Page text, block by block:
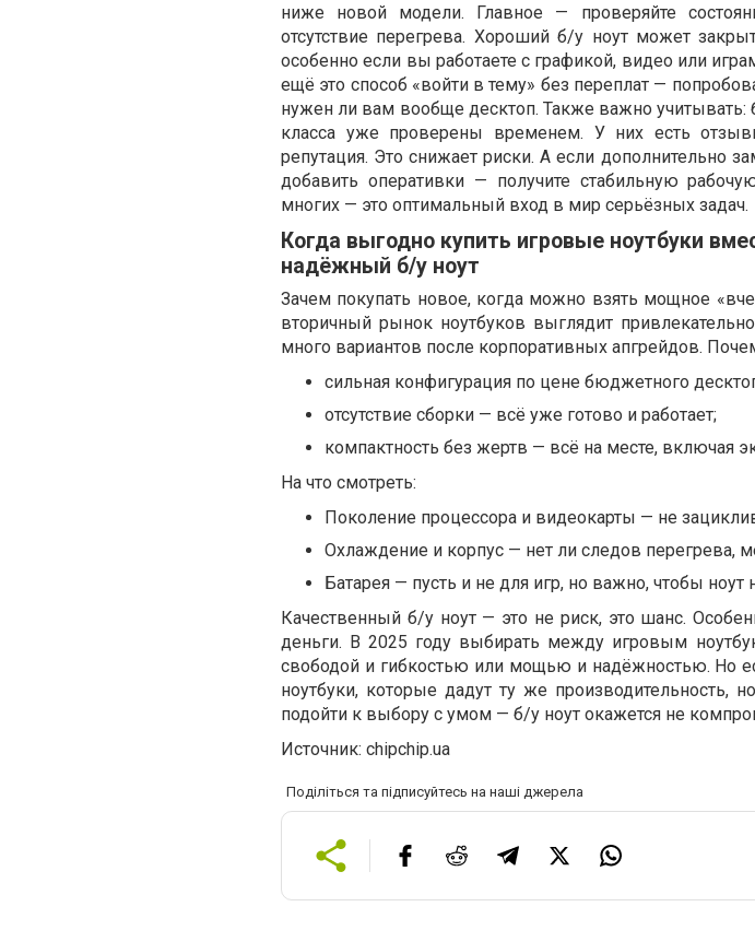
ниже новой модели. Главное — проверяйте
отсутствие перегрева. Хороший б/у ноут может
особенно если вы работаете с графикой, видео или
ещё это способ «войти в тему» без переплат —
нужен ли вам вообще десктоп. Также важно
класса уже проверены временем. У них есть
репутация. Это снижает риски. А если дополнительно
добавить оперативки — получите стабильную
многих — это оптимальный вход в мир серьёзных задач.
Когда выгодно купить игровые ноутбуки
надёжный б/у ноут
Зачем покупать новое, когда можно взять мощное
вторичный рынок ноутбуков выглядит
много вариантов после корпоративных апгрейдов.
сильная конфигурация по цене бюджетного
отсутствие сборки — всё уже готово и работает;
компактность без жертв — всё на месте, включая
На что смотреть:
Поколение процессора и видеокарты — не
Охлаждение и корпус — нет ли следов перегрева,
Батарея — пусть и не для игр, но важно, чтобы
Качественный б/у ноут — это не риск, это шанс.
деньги. В 2025 году выбирать между игровым
свободой и гибкостью или мощью и надёжностью. Но
ноутбуки, которые дадут ту же производительность,
подойти к выбору с умом — б/у ноут окажется не
Источник: chipchip.ua
Поділіться та підписуйтесь на наші джерела